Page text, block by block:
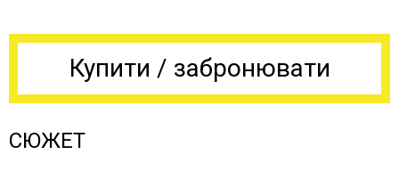
Купити / забронювати
СЮЖЕТ